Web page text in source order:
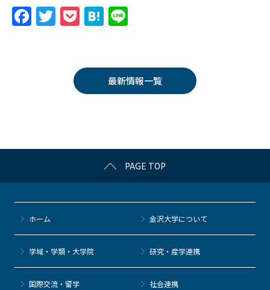
F
k
T
er
P
k
et
H
n
a
最新情報一覧
PAGE TOP
ホーム 金沢大学について
学域・学類・大学院 研究・産学連携
国際交流・留学 社会連携